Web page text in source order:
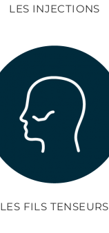
LES INJECTIONS
LES FILS TENSEURS